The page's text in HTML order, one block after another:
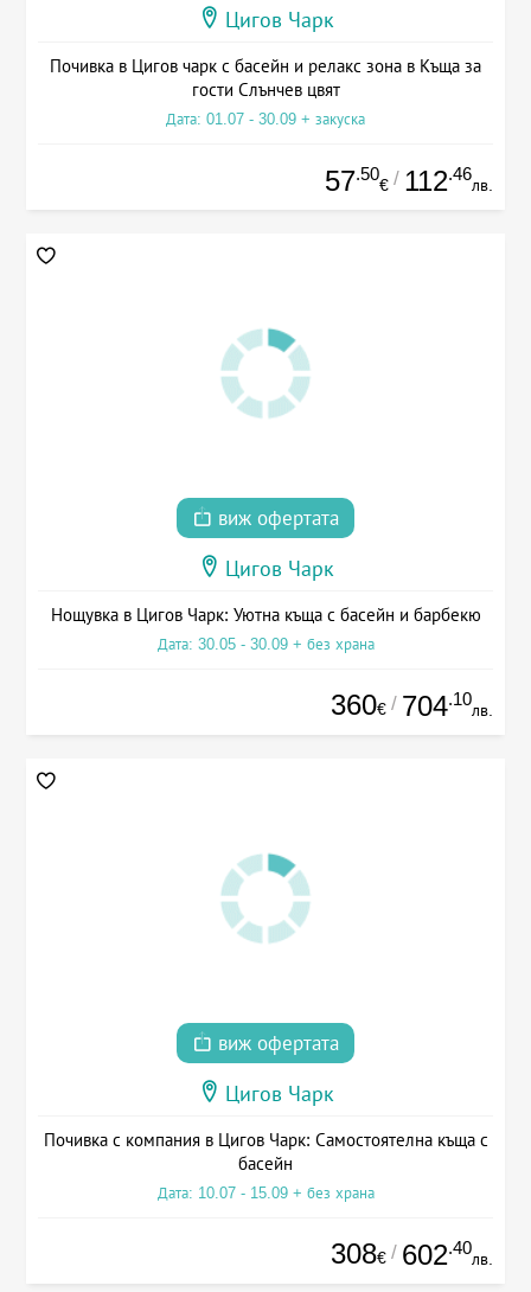
Цигов Чарк
Почивка в Цигов чарк с басейн и релакс зона в Къща за
гости Слънчев цвят
Дата: 01.07 - 30.09 + закуска
57.50
€ / 112.46
лв.
виж офертата
Цигов Чарк
Нощувка в Цигов Чарк: Уютна къща с басейн и барбекю
Дата: 30.05 - 30.09 + без храна
360€ / 704.10
лв.
виж офертата
Цигов Чарк
Почивка с компания в Цигов Чарк: Самостоятелна къща с
басейн
Дата: 10.07 - 15.09 + без храна
308€ / 602.40
лв.